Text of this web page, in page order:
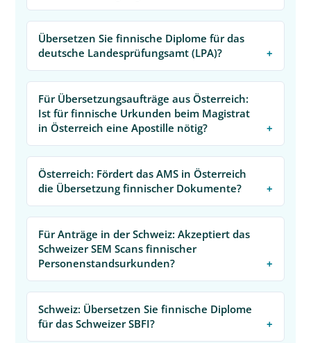
Übersetzen Sie finnische Diplome für das
deutsche Landesprüfungsamt (LPA)?
Für Übersetzungsaufträge aus Österreich:
Ist für finnische Urkunden beim Magistrat
in Österreich eine Apostille nötig?
Österreich: Fördert das AMS in Österreich
die Übersetzung finnischer Dokumente?
Für Anträge in der Schweiz: Akzeptiert das
Schweizer SEM Scans finnischer
Personenstandsurkunden?
Schweiz: Übersetzen Sie finnische Diplome
für das Schweizer SBFI?